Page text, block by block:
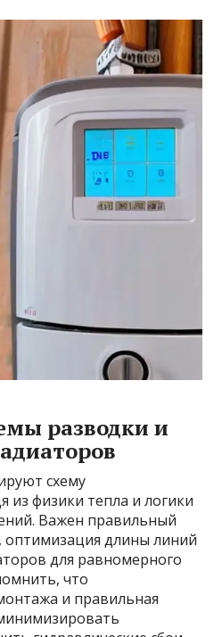
разводки и
схему
из физики тепла и логики
Важен правильный
оптимизация длины линий
для равномерного
что
и правильная